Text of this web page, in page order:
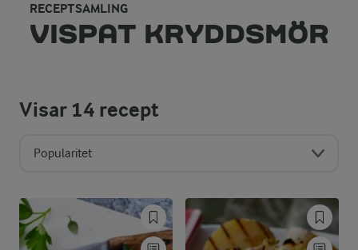
RECEPTSAMLING
VISPAT KRYDDSMÖR
Visar14 recept
Popularitet